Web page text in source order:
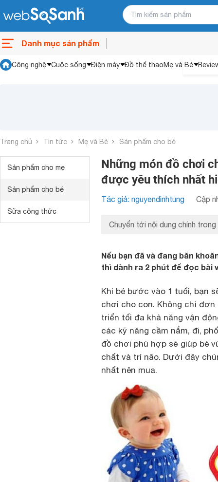
Danh mục sản phẩm
Công nghệ Cuộc sống Điện máy Đồ thể thaoMẹ và Bé
Trang chủ Tin tức Mẹ và Bé Sản phẩm cho bé
Sản phẩm cho mẹ
Sản phẩm cho bé
Sữa công thức
Những món đồ chơi
được yêu thích nhất
Tác giả: nguyendinhtung Cập
Chuyển tới nội dung chính trong
Nếu bạn đã và đang băn
thì dành ra 2 phút để đọc bài
Khi bé bước vào 1 tuổi, bạn
chơi cho con. Không chỉ
triển tối đa khả năng vận
các kỹ năng cầm nắm, đi,
đồ chơi phù hợp sẽ giúp bé
chất và trí não. Dưới đây
nhất nên mua.